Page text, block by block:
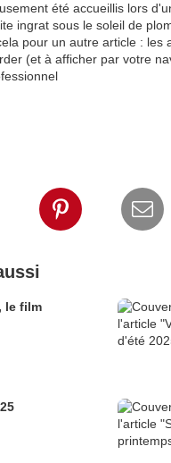
été accueillis lors
ingrat sous le soleil de
pour un autre article : les
(et à afficher par votre
le film